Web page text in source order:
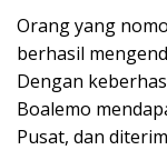
Orang yang
berhasil
Dengan
Boalemo
Pusat, dan